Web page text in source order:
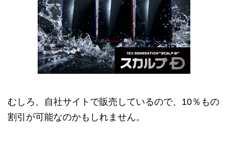
むしろ、自社サイトで販売しているので、10％もの
割引が可能なのかもしれません。